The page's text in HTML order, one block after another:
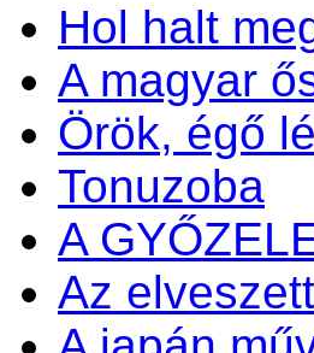
Hol halt
A magyar
Örök, égő
Tonuzoba
A
Az